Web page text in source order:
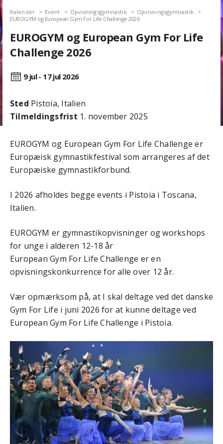
Kalender Event Opvisningsgymnastik
Opvisningsgymnastik
EUROGYM og European Gym For Life Challenge 2026
EUROGYM og European Gym For Life
Challenge 2026
9 jul - 17 jul 2026
Sted Pistoia, Italien
Tilmeldingsfrist 1. november 2025
EUROGYM og European Gym For Life Challenge er
Europæisk gymnastikfestival som arrangeres af det
Europæiske gymnastikforbund.
I 2026 afholdes begge events i Pistoia i Toscana,
Italien.
EUROGYM er gymnastikopvisninger og workshops
for unge i alderen 12-18 år
European Gym For Life Challenge er en
opvisningskonkurrence for alle over 12 år.
Vær opmærksom på, at I skal deltage ved det danske
Gym For Life i juni 2026 for at kunne deltage ved
European Gym For Life Challenge i Pistoia.